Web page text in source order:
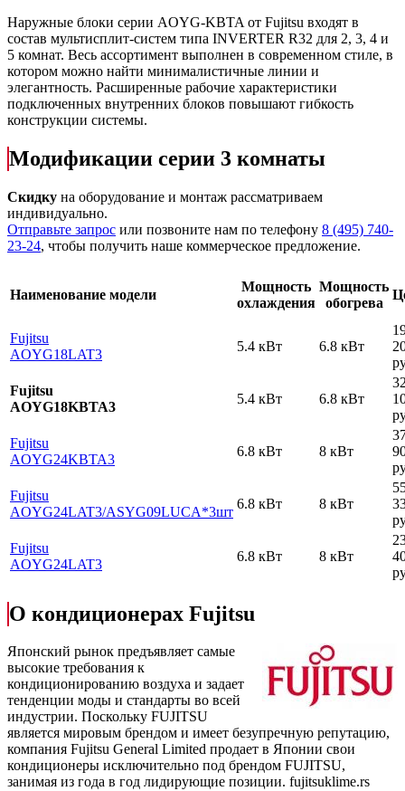
Наружные блоки серии AOYG-KBTA от Fujitsu входят в
состав мультисплит-систем типа INVERTER R32 для 2, 3, 4 и
5 комнат. Весь ассортимент выполнен в современном стиле, в
котором можно найти минималистичные линии и
элегантность. Расширенные рабочие характеристики
подключенных внутренних блоков повышают гибкость
конструкции системы.
Модификации серии 3 комнаты
Скидку на оборудование и монтаж рассматриваем
индивидуально.
Отправьте запрос или позвоните нам по телефону 8 (495) 740-
23-24, чтобы получить наше коммерческое предложение.
Наименование модели
Мощность
охлаждения
Мощность
обогрева
Fujitsu
AOYG18LAT3
5.4 кВт 6.8 кВт
Fujitsu
AOYG18KBTA3
5.4 кВт 6.8 кВт
Fujitsu
AOYG24KBTA3
6.8 кВт 8 кВт
Fujitsu
AOYG24LAT3/ASYG09LUCA*3шт
6.8 кВт 8 кВт
Fujitsu
AOYG24LAT3
6.8 кВт 8 кВт
О кондиционерах Fujitsu
Японский рынок предъявляет самые
высокие требования к
кондиционированию воздуха и задает
тенденции моды и стандарты во всей
индустрии. Поскольку FUJITSU
является мировым брендом и имеет безупречную репутацию,
компания Fujitsu General Limited продает в Японии свои
кондиционеры исключительно под брендом FUJITSU,
занимая из года в год лидирующие позиции. fujitsuklime.rs